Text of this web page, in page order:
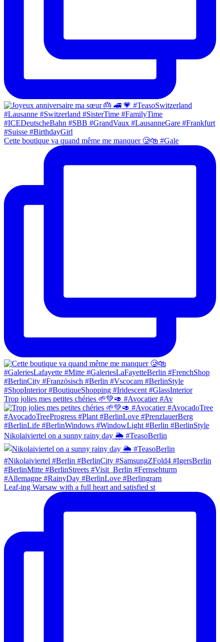
Cette boutique va quand même me manquer 🥲🛍 #Gale
Trop jolies mes petites chéries 🌱💚🥑 #Avocatier #Av
Nikolaiviertel on a sunny rainy day 🌦 #TeasoBerlin
Leaf-ing Warsaw with a full heart and satisfied st